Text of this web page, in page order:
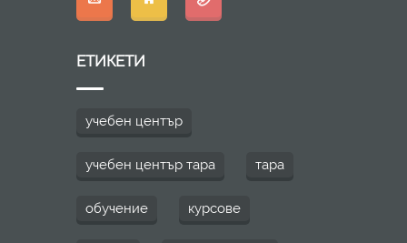
ЕТИКЕТИ
учебен център
учебен център тара тара
обучение курсове